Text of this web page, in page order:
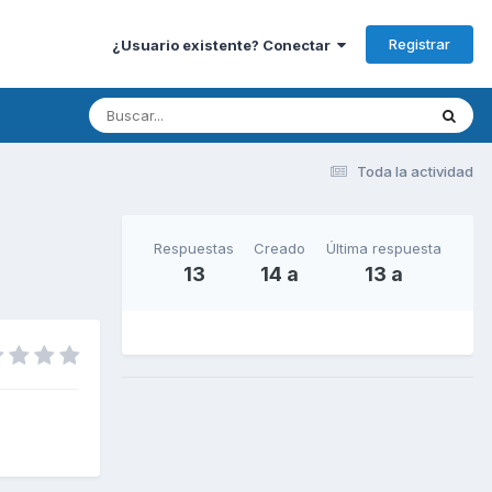
¿Usuario existente? Conectar Registrar
Toda la actividad
Respuestas
13
Creado
14 a
Última respuesta
13 a